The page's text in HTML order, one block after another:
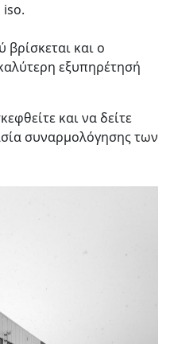
iso.
βρίσκεται και ο
εξυπηρέτησή
και να δείτε
συναρμολόγησης των